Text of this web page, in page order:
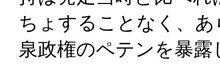
ちょすることなく、
泉政権のペテンを暴